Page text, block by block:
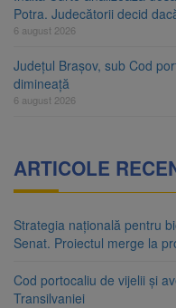
Potra. Judecătorii decid
6 august 2026
Județul Brașov, sub Cod
dimineață
6 august 2026
ARTICOLE
Strategia națională pentru
Senat. Proiectul merge la
Cod portocaliu de vijelii și
Transilvaniei